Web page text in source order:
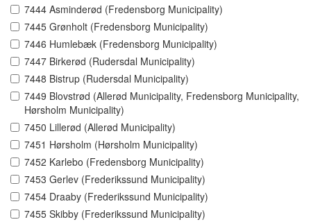
7444 Asminderød (Fredensborg Municipality)
7445 Grønholt (Fredensborg Municipality)
7446 Humlebæk (Fredensborg Municipality)
7447 Birkerød (Rudersdal Municipality)
7448 Bistrup (Rudersdal Municipality)
7449 Blovstrød (Allerød Municipality, Fredensborg Municipality,
Hørsholm Municipality)
7450 Lillerød (Allerød Municipality)
7451 Hørsholm (Hørsholm Municipality)
7452 Karlebo (Fredensborg Municipality)
7453 Gerlev (Frederikssund Municipality)
7454 Draaby (Frederikssund Municipality)
7455 Skibby (Frederikssund Municipality)